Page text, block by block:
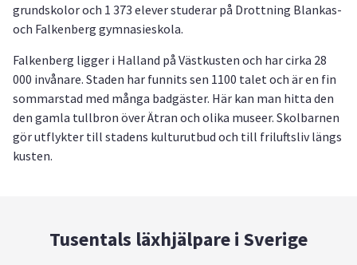
grundskolor och 1 373 elever studerar på Drottning Blankas-
och Falkenberg gymnasieskola.
Falkenberg ligger i Halland på Västkusten och har cirka 28
000 invånare. Staden har funnits sen 1100 talet och är en fin
sommarstad med många badgäster. Här kan man hitta den
den gamla tullbron över Ätran och olika museer. Skolbarnen
gör utflykter till stadens kulturutbud och till friluftsliv längs
kusten.
Tusentals läxhjälpare i Sverige